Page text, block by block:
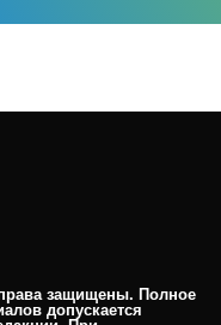
защищены. Полное
допускается